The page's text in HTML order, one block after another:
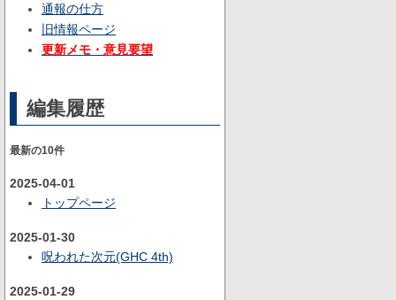
通報の仕方
旧情報ページ
更新メモ・意見要望
編集履歴
最新の10件
2025-04-01
トップページ
2025-01-30
呪われた次元(GHC 4th)
2025-01-29